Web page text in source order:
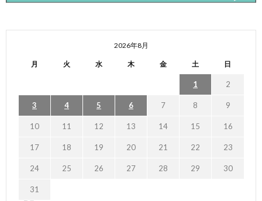
2026年8月
月 火 水 木 金 土 日
1 2
3 4 5 6 7 8 9
10 11 12 13 14 15 16
17 18 19 20 21 22 23
24 25 26 27 28 29 30
31